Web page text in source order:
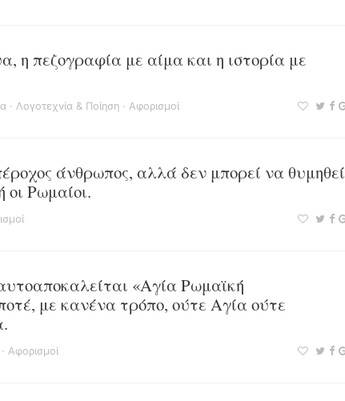
η πεζογραφία με αίμα και η ιστορία με
· Λογοτεχνία & Ποίηση · Αφορισμοί
άνθρωπος, αλλά δεν μπορεί να θυμηθεί
Ρωμαίοι.
«Αγία Ρωμαϊκή
με κανένα τρόπο, ούτε Αγία ούτε
· Αφορισμοί